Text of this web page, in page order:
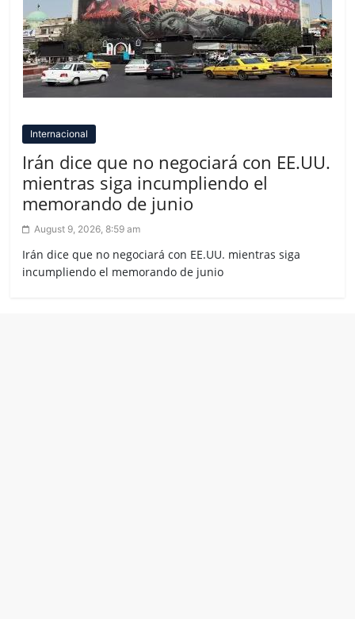
Internacional
Irán dice que no negociará con EE.UU.
mientras siga incumpliendo el
memorando de junio
August 9, 2026, 8:59 am
Irán dice que no negociará con EE.UU. mientras siga
incumpliendo el memorando de junio